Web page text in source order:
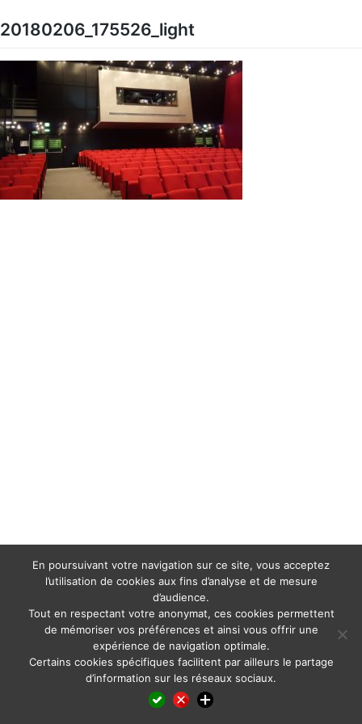
content
20180206_175526_light
LinkedIn
X WhatsAppPinterest
En poursuivant votre navigation sur ce site, vous acceptez
l’utilisation de cookies aux fins d’analyse et de mesure
d’audience.
Tout en respectant votre anonymat, ces cookies permettent
de mémoriser vos préférences et ainsi vous offrir une
expérience de navigation optimale.
Certains cookies spécifiques facilitent par ailleurs le partage
d’information sur les réseaux sociaux.